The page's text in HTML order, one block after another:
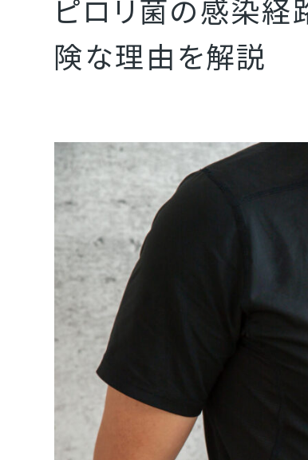
ピロリ菌の感染経
険な理由を解説